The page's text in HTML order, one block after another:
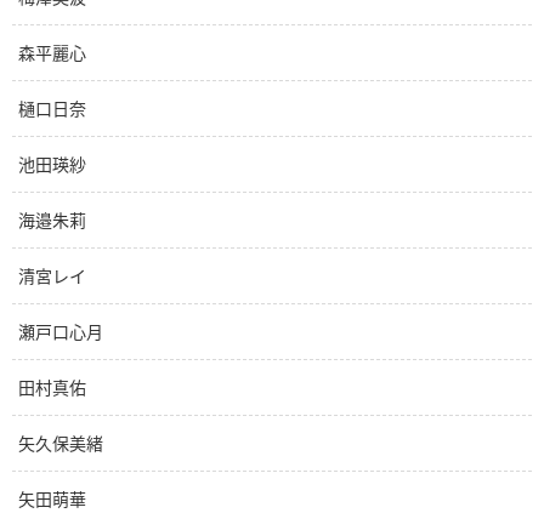
森平麗心
樋口日奈
池田瑛紗
海邉朱莉
清宮レイ
瀬戸口心月
田村真佑
矢久保美緒
矢田萌華